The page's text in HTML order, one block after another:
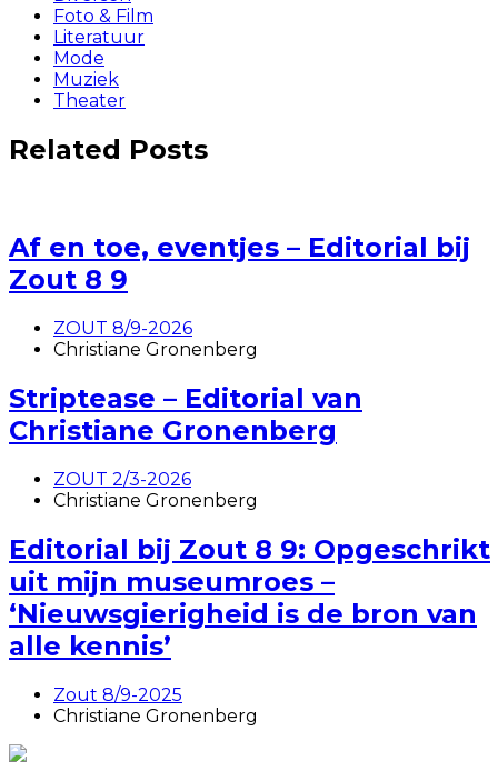
Foto & Film
Literatuur
Mode
Muziek
Theater
Related Posts
Af en toe, eventjes – Editorial bij
Zout 8 9
ZOUT 8/9-2026
Christiane Gronenberg
Striptease – Editorial van
Christiane Gronenberg
ZOUT 2/3-2026
Christiane Gronenberg
Editorial bij Zout 8 9: Opgeschrikt
uit mijn museumroes –
‘Nieuwsgierigheid is de bron van
alle kennis’
Zout 8/9-2025
Christiane Gronenberg